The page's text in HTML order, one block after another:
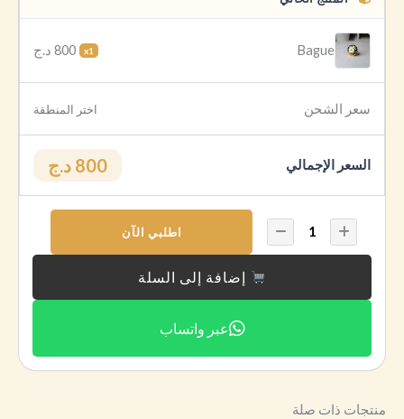
Bague
x1 800 د.ج
سعر الشحن اختر المنطقة
السعر الإجمالي 800 د.ج
اطلبي الآن
إضافة إلى السلة
عبر واتساب
منتجات ذات صلة